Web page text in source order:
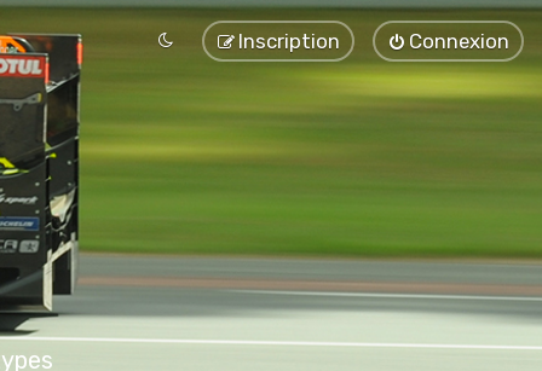
Connexion
Inscription